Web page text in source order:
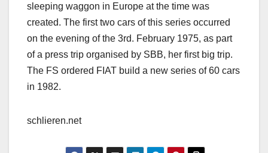
sleeping waggon in Europe at the time was
created. The first two cars of this series occurred
on the evening of the 3rd. February 1975, as part
of a press trip organised by SBB, her first big trip.
The FS ordered FIAT build a new series of 60 cars
in 1982.
schlieren.net